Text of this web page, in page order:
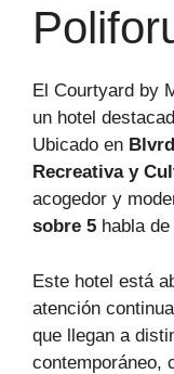
El Courtyard by
un hotel
Ubicado en
Recreativa y
acogedor y
sobre 5 habla
Este hotel está
atención
que llegan a
contemporáneo,